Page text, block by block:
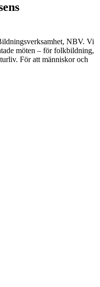
NBV. Vi
möten – för folkbildning,
För att människor och